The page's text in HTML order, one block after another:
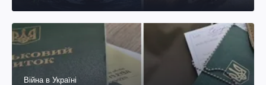
Війна в Україні